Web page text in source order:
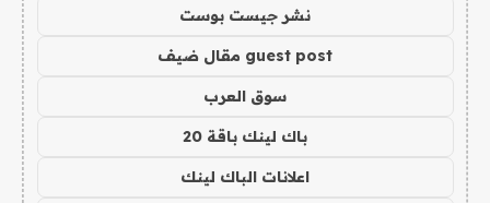
نشر جيست بوست
guest post مقال ضيف
سوق العرب
باك لينك باقة 20
اعلانات الباك لينك